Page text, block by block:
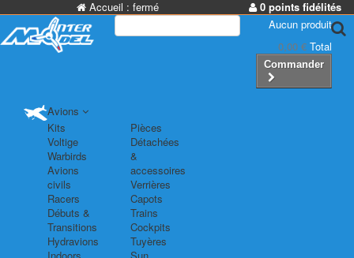
Accueil : fermé
0 points fidélités
Aucun produit
0,00 € Total
Commander
Avions
Kits
Voltige
Warbirds
Avions
civils
Racers
Débuts &
Transitions
Hydravions
Indoors
Pièces
Détachées
&
accessoires
Verrières
Capots
Trains
Cockpits
Tuyères
Sun